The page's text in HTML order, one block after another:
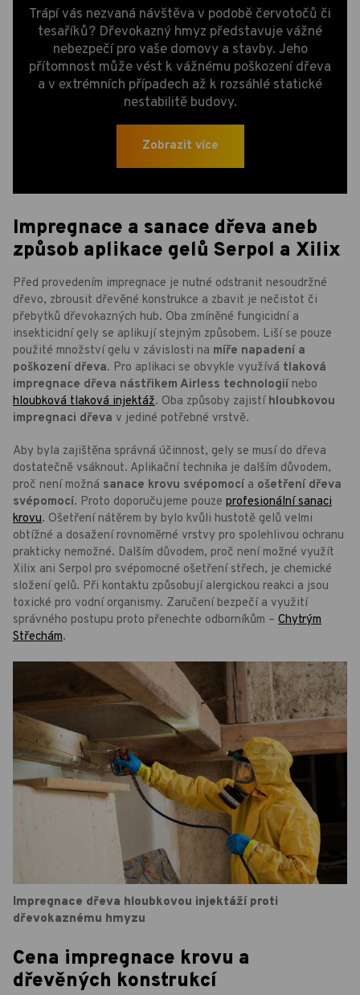
Trápí vás nezvaná návštěva v podobě červotočů či
tesaříků? Dřevokazný hmyz představuje vážné
nebezpečí pro vaše domovy a stavby. Jeho
přítomnost může vést k vážnému poškození dřeva
a v extrémních případech až k rozsáhlé statické
nestabilitě budovy.
Zobrazit více
Impregnace a sanace dřeva aneb
způsob aplikace gelů Serpol a Xilix
Před provedením impregnace je nutné odstranit nesoudržné
dřevo, zbrousit dřevěné konstrukce a zbavit je nečistot či
přebytků dřevokazných hub. Oba zmíněné fungicidní a
insekticidní gely se aplikují stejným způsobem. Liší se pouze
použité množství gelu v závislosti na míře napadení a
poškození dřeva. Pro aplikaci se obvykle využívá tlaková
impregnace dřeva nástřikem Airless technologiínebo
hloubková tlaková injektáž. Oba způsoby zajistí hloubkovou
impregnaci dřeva v jediné potřebné vrstvě.
Aby byla zajištěna správná účinnost, gely se musí do dřeva
dostatečně vsáknout. Aplikační technika je dalším důvodem,
proč není možná sanace krovu svépomocía ošetření dřeva
svépomocí. Proto doporučujeme pouze profesionální sanaci
krovu. Ošetření nátěrem by bylo kvůli hustotě gelů velmi
obtížné a dosažení rovnoměrné vrstvy pro spolehlivou ochranu
prakticky nemožné. Dalším důvodem, proč není možné využít
Xilix ani Serpol pro svépomocné ošetření střech, je chemické
složení gelů. Při kontaktu způsobují alergickou reakci a jsou
toxické pro vodní organismy. Zaručení bezpečí a využití
správného postupu proto přenechte odborníkům – Chytrým
Střechám.
Impregnace dřeva hloubkovou injektáží proti
dřevokaznému hmyzu
Cena impregnace krovu a
dřevěných konstrukcí